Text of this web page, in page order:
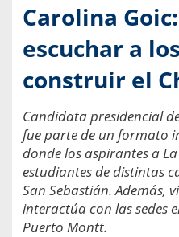
Carolina
escuchar a
construir el
Candidata presidencial
fue parte de un formato
donde los aspirantes a
estudiantes de distintas
San Sebastián. Además,
interactúa con las sedes
Puerto Montt.